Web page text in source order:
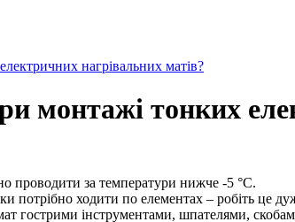
нагрівальних матів?
монтажі тонких
проводити за температури нижче -5 °C.
потрібно ходити по елементах – робіть це
гострими інструментами, шпателями,